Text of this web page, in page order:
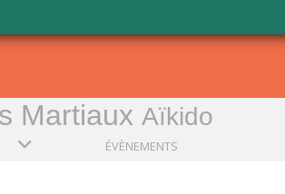
Martiaux Aïkido
ÉVÈNEMENTS